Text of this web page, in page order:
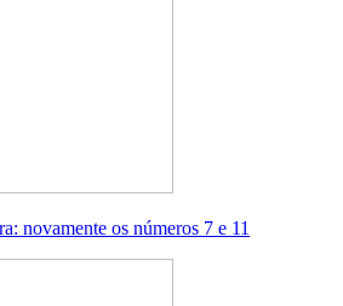
novamente os números 7 e 11